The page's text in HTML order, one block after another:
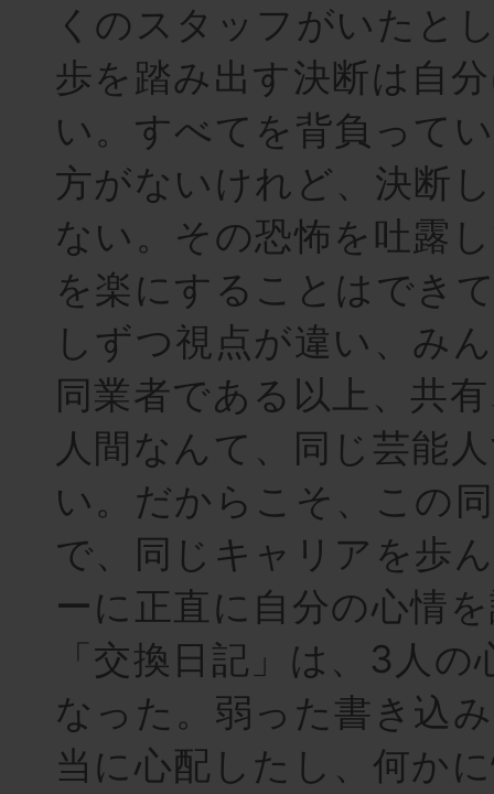
くのスタッフがいたと
歩を踏み出す決断は自
い。すべてを背負って
方がないけれど、決断
ない。その恐怖を吐露
を楽にすることはでき
しずつ視点が違い、み
同業者である以上、共
人間なんて、同じ芸能
い。だからこそ、この
で、同じキャリアを歩
ーに正直に自分の心情
「交換日記」は、3人
なった。弱った書き込
当に心配したし、何か